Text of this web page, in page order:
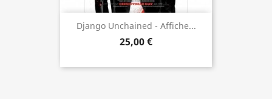
Django Unchained - Affiche...
25,00 €